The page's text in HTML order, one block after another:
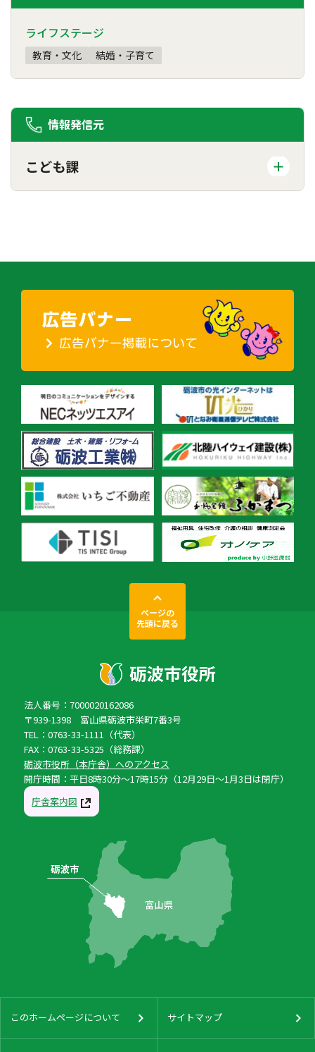
ライフステージ
教育・文化 結婚・子育て
情報発信元
こども課
ページの
先頭に戻る
法人番号：7000020162086
〒939-1398 富山県砺波市栄町7番3号
TEL：0763-33-1111（代表）
FAX：0763-33-5325（総務課）
砺波市役所（本庁舎）へのアクセス
開庁時間：平日8時30分〜17時15分（12月29日〜1月3日は閉庁）
庁舎案内図
このホームページについて サイトマップ